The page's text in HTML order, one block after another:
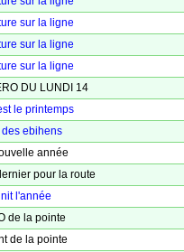
sur la ligne
sur la ligne
sur la ligne
DU LUNDI 14
le printemps
des ebihens
année
pour la route
l'année
de la pointe
de la pointe